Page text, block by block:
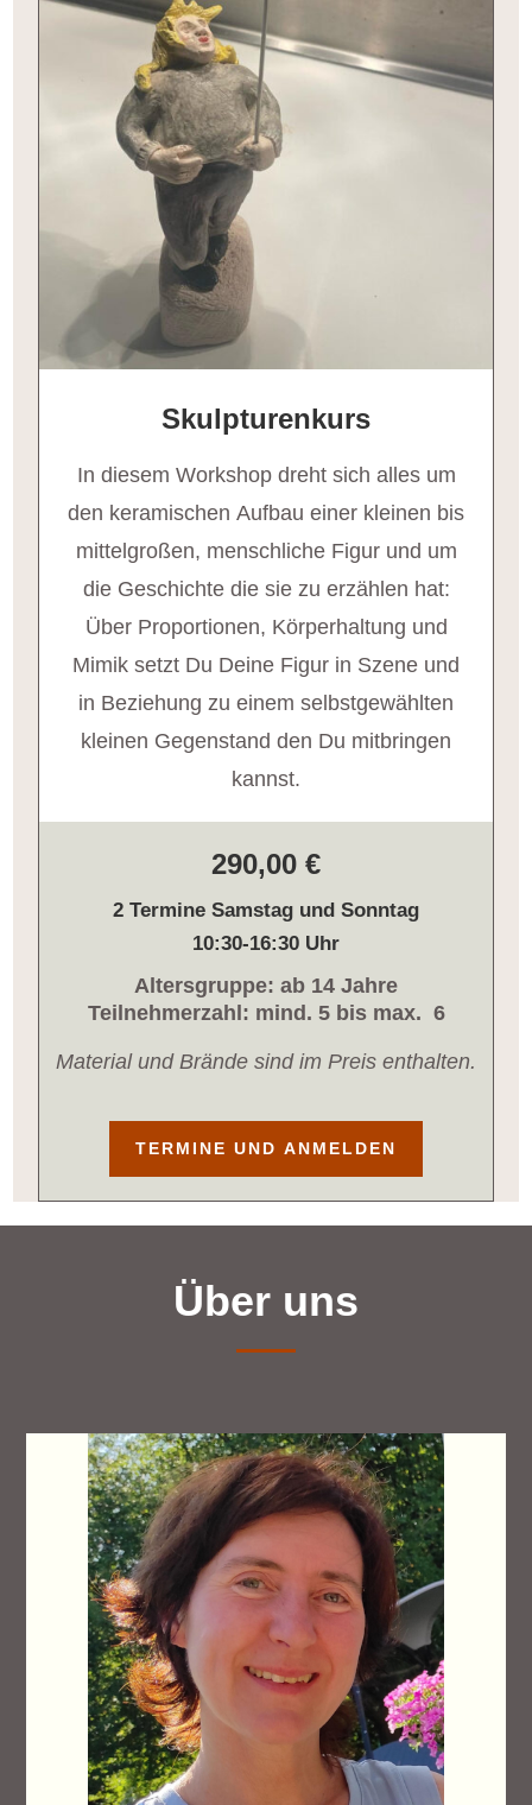
Skulpturenkurs
In diesem Workshop dreht sich alles um
den keramischen Aufbau einer kleinen bis
mittelgroßen, menschliche Figur und um
die Geschichte die sie zu erzählen hat:
Über Proportionen, Körperhaltung und
Mimik setzt Du Deine Figur in Szene und
in Beziehung zu einem selbstgewählten
kleinen Gegenstand den Du mitbringen
kannst.
290,00 €
2 Termine Samstag und Sonntag
10:30-16:30 Uhr
Altersgruppe: ab 14 Jahre
Teilnehmerzahl: mind. 5 bis max. 6
Material und Brände sind im Preis enthalten.
TERMINE UND ANMELDEN
Über uns